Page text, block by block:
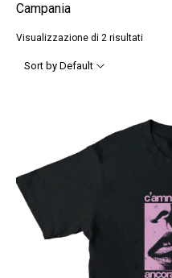
Campania
Visualizzazione di 2 risultati
Sort by Default